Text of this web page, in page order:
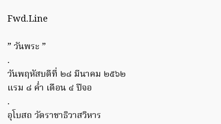
Fwd.Line
” วันพระ ”
.
วันพฤหัสบดีที่ ๒๘ มีนาคม ๒๕๖๒
แรม ๘ ค่ำ เดือน ๔ ปีจอ
.
อุโบสถ วัดราชาธิวาสวิหาร